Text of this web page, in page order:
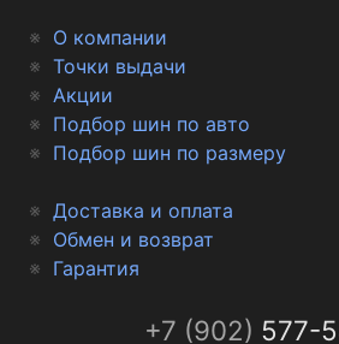
О компании
Точки выдачи
Акции
Подбор шин по авто
Подбор шин по размеру
Доставка и оплата
Обмен и возврат
Гарантия
+7 (902) 577-